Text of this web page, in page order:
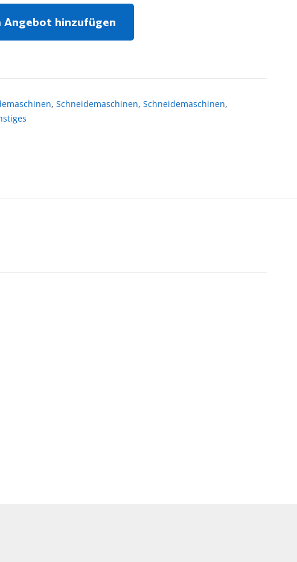
Angebot hinzufügen
, Schneidemaschinen, Schneidemaschinen,